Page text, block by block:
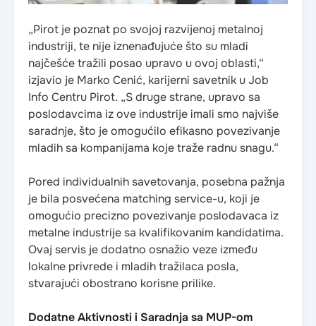
„Pirot je poznat po svojoj razvijenoj metalnoj
industriji, te nije iznenađujuće što su mladi
najčešće tražili posao upravo u ovoj oblasti,“
izjavio je Marko Cenić, karijerni savetnik u Job
Info Centru Pirot. „S druge strane, upravo sa
poslodavcima iz ove industrije imali smo najviše
saradnje, što je omogućilo efikasno povezivanje
mladih sa kompanijama koje traže radnu snagu.“
Pored individualnih savetovanja, posebna pažnja
je bila posvećena matching service-u, koji je
omogućio precizno povezivanje poslodavaca iz
metalne industrije sa kvalifikovanim kandidatima.
Ovaj servis je dodatno osnažio veze između
lokalne privrede i mladih tražilaca posla,
stvarajući obostrano korisne prilike.
Dodatne Aktivnosti i Saradnja sa MUP-om